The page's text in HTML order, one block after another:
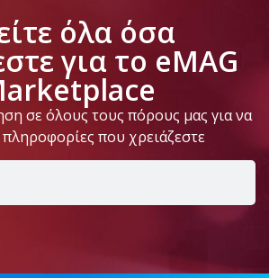
όλα όσα
για το eMAG
σε όλους τους πόρους μας για να
πληροφορίες που χρειάζεστε